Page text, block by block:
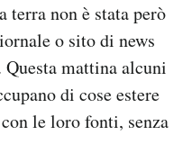
non è stata però
o sito di news
mattina alcuni
di cose estere
le loro fonti, senza